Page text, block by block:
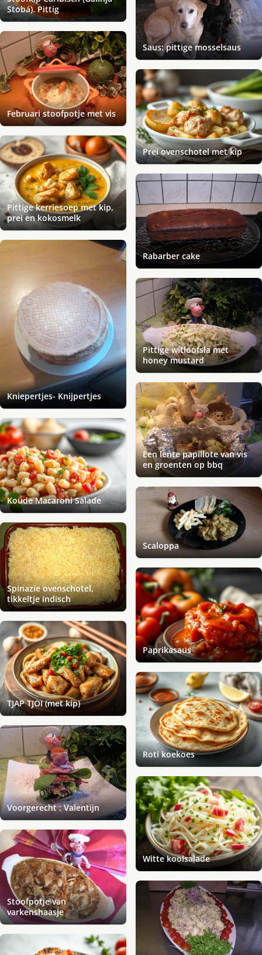
Stobá). Pittig
Saus: pittige mosselsaus
Februari stoofpotje met vis
Prei ovenschotel met kip
Pittige kerriesoep met kip,
prei en kokosmelk
Rabarber cake
Kniepertjes- Knijpertjes
Pittige witloofsla met
honey mustard
Een lente papillote van vis
en groenten op bbq
Koude Macaroni Salade
Scaloppa
Spinazie ovenschotel,
tikkeltje Indisch
Paprikasaus
TJAP TJOI (met kip)
Roti koekoes
Voorgerecht : Valentijn
Witte koolsalade
Stoofpotje van
varkenshaasje